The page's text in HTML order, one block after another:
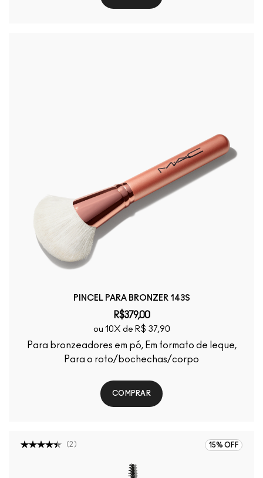
PINCEL PARA BRONZER 143S
R$379,00
ou 10X de R$ 37,90
Para bronzeadores em pó, Em formato de leque,
Para o roto/bochechas/corpo
COMPRAR
15% OFF
( 2 )